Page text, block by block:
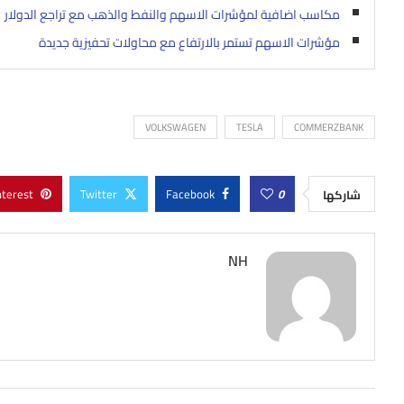
مكاسب اضافية لمؤشرات الاسهم والنفط والذهب مع تراجع الدولار
مؤشرات الاسهم تستمر بالارتفاع مع محاولات تحفيزية جديدة
COMMERZBANK
TESLA
VOLKSWAGEN
شاركها 0
Facebook
Twitter
NH